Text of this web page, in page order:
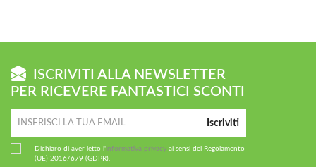
ISCRIVITI ALLA NEWSLETTER
PER RICEVERE FANTASTICI SCONTI
Iscriviti
Dichiaro di aver letto l'informativa privacy ai sensi del Regolamento
(UE) 2016/679 (GDPR).